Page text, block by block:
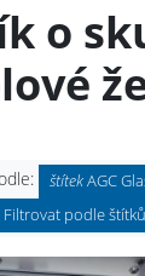
o
štítekAGC
Filtrovat podle štítků